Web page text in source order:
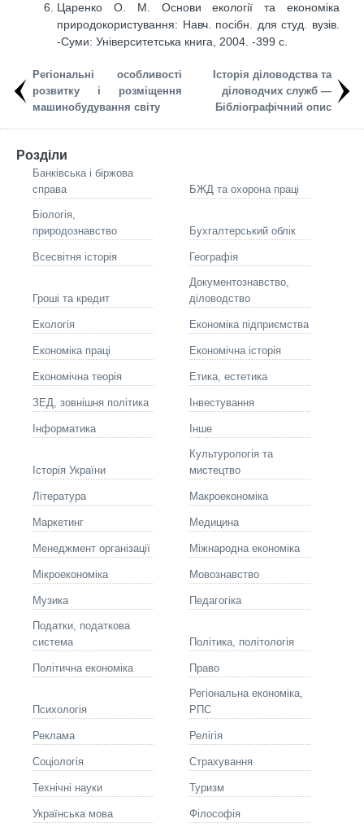
Царенко О. М. Основи екології та економіка
природокористування: Навч. посібн. для студ. вузів.
-Суми: Університетська книга, 2004. -399 с.
Регіональні особливості
розвитку і розміщення
машинобудування світу
Історія діловодства та
діловодчих служб —
Бібліографічний опис
Розділи
Банківська і біржова
справа
БЖД та охорона праці
Біологія,
природознавство
Бухгалтерський облік
Всесвітня історія Географія
Гроші та кредит
Документознавство,
діловодство
Екологія Економіка підприємства
Економіка праці Економічна історія
Економічна теорія Етика, естетика
ЗЕД, зовнішня політика Інвестування
Інформатика Інше
Історія України
Культурологія та
мистецтво
Літературa Макроекономіка
Маркетинг Медицина
Менеджмент організації Міжнародна економіка
Мікроекономіка Мовознавство
Музика Педагогіка
Податки, податкова
система
Політика, політологія
Політична економіка Право
Психологія
Регіональна економіка,
РПС
Реклама Релігія
Соціологія Страхування
Технічні науки Туризм
Українська мова Філософія